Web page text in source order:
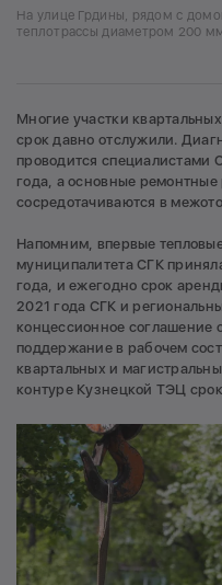
На улице Грдины, рядом с
теплотрассы диаметром 200
Многие участки
срок давно отслужили.
проводится специалистами
года, а основные
сосредотачиваются в
Напомним, впервые
муниципалитета СГК
года, и ежегодно срок
2021 года СГК и
концессионное соглашение
поддержание в рабочем
квартальных и
контуре Кузнецкой ТЭЦ